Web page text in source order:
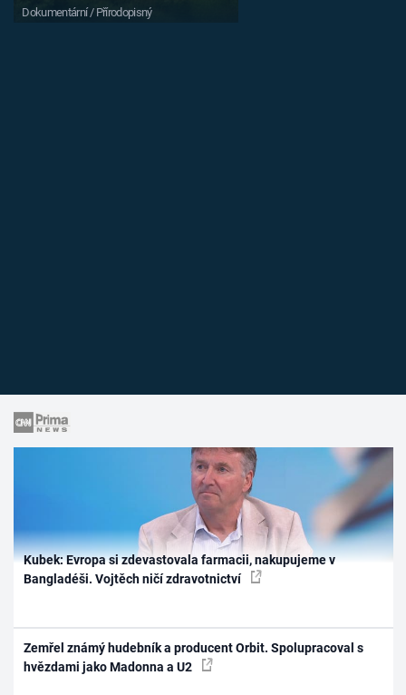
Dokumentární / Přírodopisný
Kubek: Evropa si zdevastovala farmacii, nakupujeme v
Bangladéši. Vojtěch ničí zdravotnictví
Zemřel známý hudebník a producent Orbit. Spolupracoval s
hvězdami jako Madonna a U2